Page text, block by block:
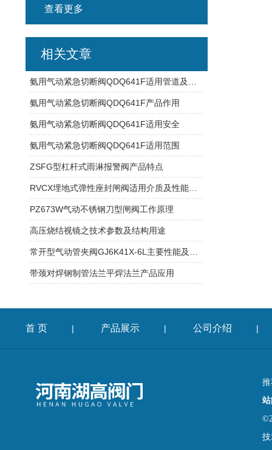
查看更多
相关文章
氨用气动紧急切断阀QDQ641F产品作用
氨用气动紧急切断阀QDQ641F适用安全
氨用气动紧急切断阀QDQ641F适用范围
ZSFG型杠杆式雨淋报警阀产品特点
PZ673W气动不锈钢刀型闸阀工作原理
高压烧结视镜之技术参数及结构用途
带颈对焊钢制管法兰平焊法兰产品应用
首 页 | 产品展示 | 公司介绍 |